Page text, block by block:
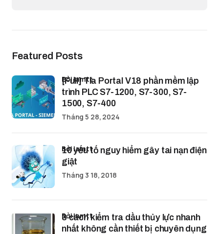
Featured Posts
[Full] Tia Portal V18 phần mềm lập
trình PLC S7-1200, S7-300, S7-
1500, S7-400
bởi lamtt
Tháng 5 28, 2024
10 yếu tố nguy hiểm gây tai nạn điện
giật
bởi lamtt
Tháng 3 18, 2018
3 cách kiểm tra dầu thủy lực nhanh
nhất không cần thiết bị chuyên dụng
bởi lamtt